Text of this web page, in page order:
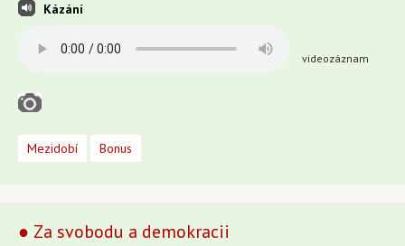
Kázání
videozáznam
Mezidobí Bonus
● Za svobodu a demokracii